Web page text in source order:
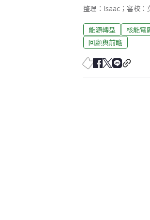
整理：Isaac；審校：
能源轉型
核能電
回顧與前瞻